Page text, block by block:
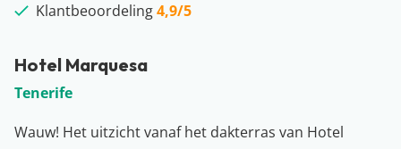
Hotel Marquesa
Tenerife
Wauw! Het uitzicht vanaf het dakterras van Hotel
Klantbeoordeling4,9/5